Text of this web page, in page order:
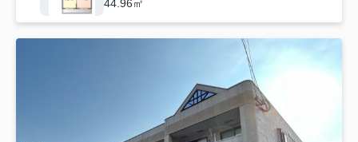
44.96㎡